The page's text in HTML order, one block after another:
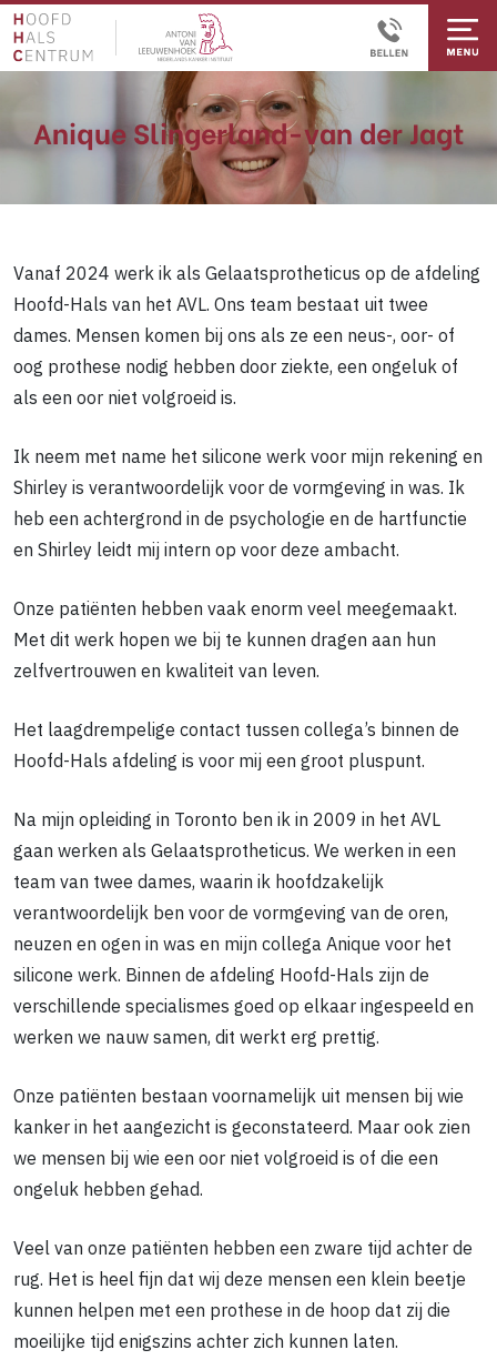
Anique Slingerland-van der Jagt
Vanaf 2024 werk ik als Gelaatsprotheticus op de afdeling
Hoofd-Hals van het AVL. Ons team bestaat uit twee
dames. Mensen komen bij ons als ze een neus-, oor- of
oog prothese nodig hebben door ziekte, een ongeluk of
als een oor niet volgroeid is.
Ik neem met name het silicone werk voor mijn rekening en
Shirley is verantwoordelijk voor de vormgeving in was. Ik
heb een achtergrond in de psychologie en de hartfunctie
en Shirley leidt mij intern op voor deze ambacht.
Onze patiënten hebben vaak enorm veel meegemaakt.
Met dit werk hopen we bij te kunnen dragen aan hun
zelfvertrouwen en kwaliteit van leven.
Het laagdrempelige contact tussen collega’s binnen de
Hoofd-Hals afdeling is voor mij een groot pluspunt.
Na mijn opleiding in Toronto ben ik in 2009 in het AVL
gaan werken als Gelaatsprotheticus. We werken in een
team van twee dames, waarin ik hoofdzakelijk
verantwoordelijk ben voor de vormgeving van de oren,
neuzen en ogen in was en mijn collega Anique voor het
silicone werk. Binnen de afdeling Hoofd-Hals zijn de
verschillende specialismes goed op elkaar ingespeeld en
werken we nauw samen, dit werkt erg prettig.
Onze patiënten bestaan voornamelijk uit mensen bij wie
kanker in het aangezicht is geconstateerd. Maar ook zien
we mensen bij wie een oor niet volgroeid is of die een
ongeluk hebben gehad.
Veel van onze patiënten hebben een zware tijd achter de
rug. Het is heel fijn dat wij deze mensen een klein beetje
kunnen helpen met een prothese in de hoop dat zij die
moeilijke tijd enigszins achter zich kunnen laten.